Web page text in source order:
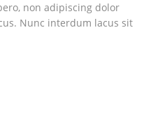
non adipiscing dolor
Nunc interdum lacus sit